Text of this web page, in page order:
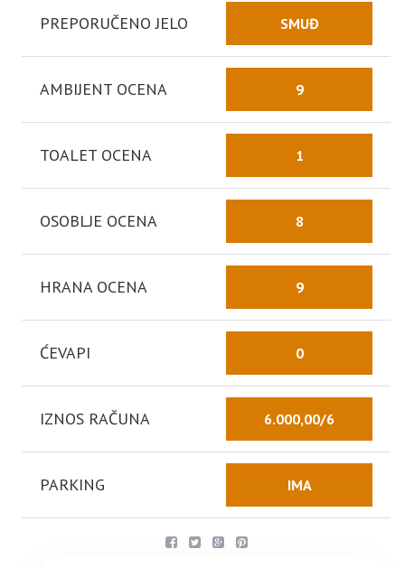
PREPORUČENO JELO SMUĐ
AMBIJENT OCENA 9
TOALET OCENA 1
OSOBLJE OCENA 8
HRANA OCENA 9
ĆEVAPI 0
IZNOS RAČUNA 6.000,00/6
PARKING IMA